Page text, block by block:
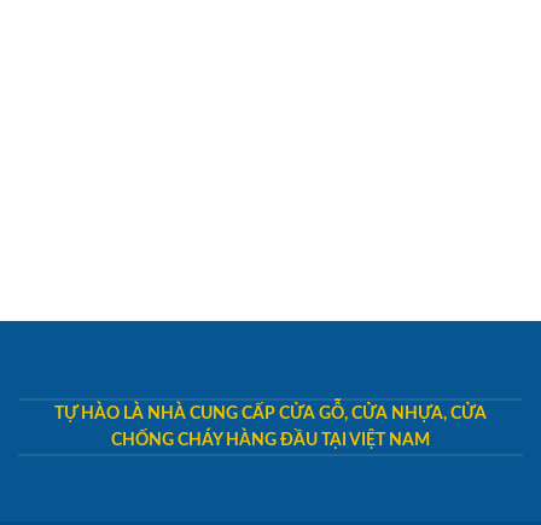
TỰ HÀO LÀ NHÀ CUNG CẤP CỬA GỖ, CỬA NHỰA, CỬA
CHỐNG CHÁY HÀNG ĐẦU TẠI VIỆT NAM